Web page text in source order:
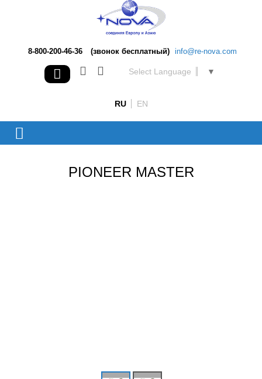
8-800-200-46-36 (звонок бесплатный) info@re-nova.com
Select Language ▼
RU EN
PIONEER MASTER